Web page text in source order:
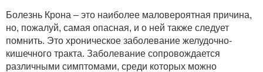
Болезнь Крона – это наиболее маловероятная причина,
но, пожалуй, самая опасная, и о ней также следует
помнить. Это хроническое заболевание желудочно-
кишечного тракта. Заболевание сопровождается
различными симптомами, среди которых можно